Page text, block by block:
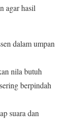
agar hasil
dalam umpan
nila butuh
berpindah
suara dan